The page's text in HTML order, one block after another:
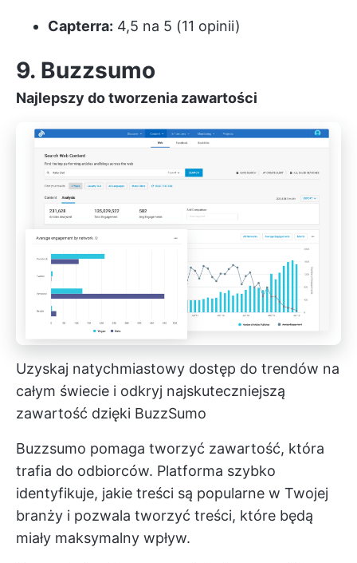
Capterra: 4,5 na 5 (11 opinii)
9. Buzzsumo
Najlepszy do tworzenia zawartości
Uzyskaj natychmiastowy dostęp do trendów na
całym świecie i odkryj najskuteczniejszą
zawartość dzięki BuzzSumo
Buzzsumo pomaga tworzyć zawartość, która
trafia do odbiorców. Platforma szybko
identyfikuje, jakie treści są popularne w Twojej
branży i pozwala tworzyć treści, które będą
miały maksymalny wpływ.